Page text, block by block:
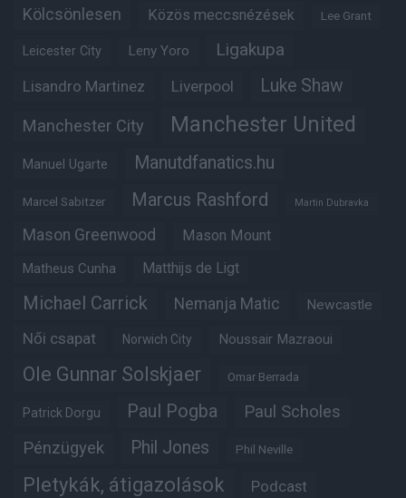
Kölcsönlesen Közös meccsnézések Lee Grant
Leicester City Leny Yoro Ligakupa
Lisandro Martinez Liverpool Luke Shaw
Manchester City Manchester United
Manuel Ugarte Manutdfanatics.hu
Marcel Sabitzer Marcus Rashford Martin Dubravka
Mason Greenwood Mason Mount
Matheus Cunha Matthijs de Ligt
Michael Carrick Nemanja Matic Newcastle
Női csapat Norwich City Noussair Mazraoui
Ole Gunnar Solskjaer Omar Berrada
Patrick Dorgu Paul Pogba Paul Scholes
Pénzügyek Phil Jones Phil Neville
Pletykák, átigazolások Podcast